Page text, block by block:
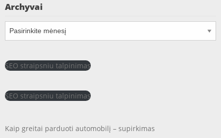
Archyvai
SEO straipsniu talpinimas
SEO straipsniu talpinimas
Kaip greitai parduoti automobilį – supirkimas